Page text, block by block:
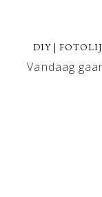
DIY |
Vandaag